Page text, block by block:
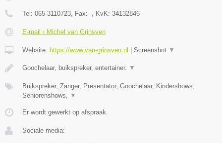
Tel: 065-3110723, Fax: -, KvK: 34132846
E-mail › Michel van Grinsven
Website: https://www.van-grinsven.nl Screenshot ▼
Goochelaar, buikspreker, entertainer. ▼
Buikspreker, Zanger, Presentator, Goochelaar, Kindershows,
Seniorenshows, ▼
Er wordt gewerkt op afspraak.
Sociale media: